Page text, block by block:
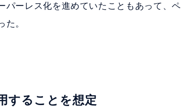
パーレス化を進めていたこともあって、ペ
。
することを想定